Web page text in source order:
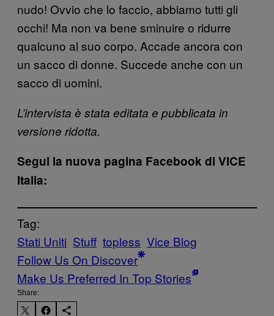
nudo! Ovvio che lo faccio, abbiamo tutti gli
occhi! Ma non va bene sminuire o ridurre
qualcuno al suo corpo. Accade ancora con
un sacco di donne. Succede anche con un
sacco di uomini.
L’intervista è stata editata e pubblicata in
versione ridotta.
Segui la nuova pagina Facebook di VICE
Italia:
Tag:
Stati Uniti Stuff topless Vice Blog
Follow Us On Discover
Make Us Preferred In Top Stories
Share: